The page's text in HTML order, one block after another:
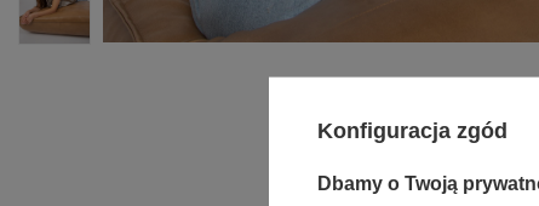
Konfiguracja zgód
Dbamy o Twoją